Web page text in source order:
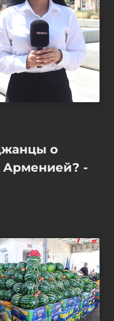
о
Арменией? -